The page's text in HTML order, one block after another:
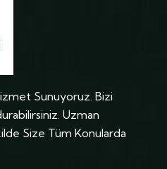
Sunuyoruz. Bizi
Uzman
Size Tüm Konularda